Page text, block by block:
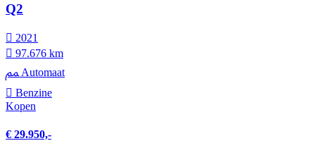
Q2
2021
97.676 km
Automaat
Benzine
Kopen
€ 29.950,-